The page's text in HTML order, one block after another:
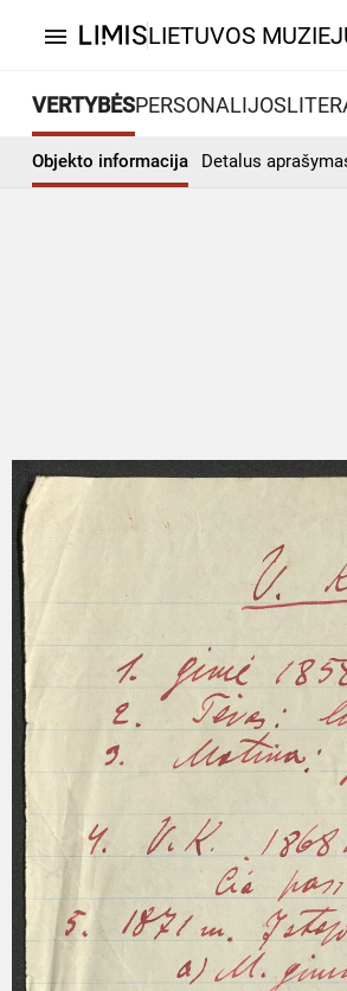
menu LIETUVOS
VERTYBĖSPERSONALIJOS
Objekto informacija Detalus